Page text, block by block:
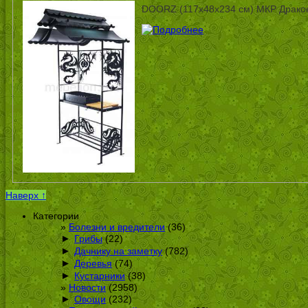
DOORZ (117x48x234 см) МКР
Наверх ↑
Категории
Болезни и вредители(36)
► Грибы(22)
► Дачнику на заметку(782)
► Деревья (74)
► Кустарники(38)
Новости(2958)
► Овощи (232)